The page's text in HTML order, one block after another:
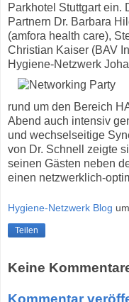
Parkhotel Stuttgart ein.
Partnern Dr. Barbara
(amfora health care),
Christian Kaiser (BAV
Hygiene-Netzwerk
rund um den Bereich
Abend auch intensiv
und wechselseitige
von Dr. Schnell zeigte
seinen Gästen neben
einen netzwerklich-
Hygiene-Netzwerk Blog um
Teilen
Keine
Kommentar